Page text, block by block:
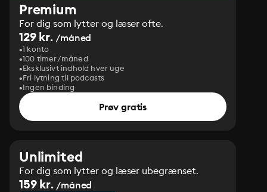
Premium
For dig som lytter og læser ofte.
129 kr. /måned
1 konto
100 timer/måned
Eksklusivt indhold hver uge
Fri lytning til podcasts
Ingen binding
Prøv gratis
Unlimited
For dig som lytter og læser ubegrænset.
159 kr. /måned